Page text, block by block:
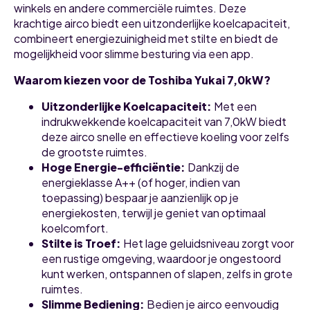
winkels en andere commerciële ruimtes. Deze
krachtige airco biedt een uitzonderlijke koelcapaciteit,
combineert energiezuinigheid met stilte en biedt de
mogelijkheid voor slimme besturing via een app.
Waarom kiezen voor de Toshiba Yukai 7,0kW?
Uitzonderlijke Koelcapaciteit: Met een
indrukwekkende koelcapaciteit van 7,0kW biedt
deze airco snelle en effectieve koeling voor zelfs
de grootste ruimtes.
Hoge Energie-efficiëntie: Dankzij de
energieklasse A++ (of hoger, indien van
toepassing) bespaar je aanzienlijk op je
energiekosten, terwijl je geniet van optimaal
koelcomfort.
Stilte is Troef: Het lage geluidsniveau zorgt voor
een rustige omgeving, waardoor je ongestoord
kunt werken, ontspannen of slapen, zelfs in grote
ruimtes.
Slimme Bediening: Bedien je airco eenvoudig